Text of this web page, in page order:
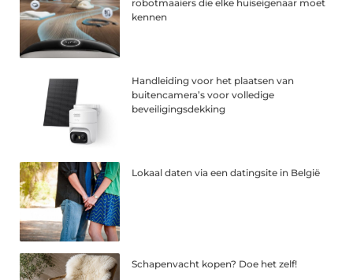
robotmaaiers die elke huiseigenaar moet
kennen
Handleiding voor het plaatsen van
buitencamera’s voor volledige
beveiligingsdekking
Lokaal daten via een datingsite in België
Schapenvacht kopen? Doe het zelf!